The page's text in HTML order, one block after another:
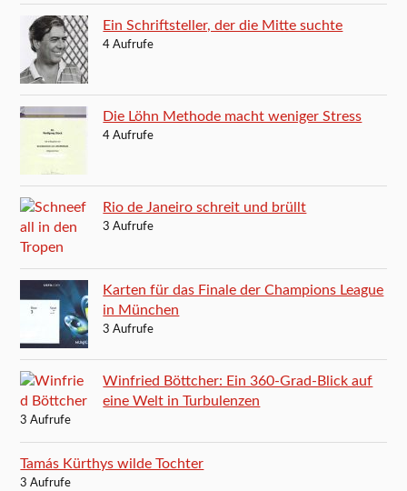
Ein Schriftsteller, der die Mitte suchte
4 Aufrufe
Die Löhn Methode macht weniger Stress
4 Aufrufe
Rio de Janeiro schreit und brüllt
3 Aufrufe
Karten für das Finale der Champions League
in München
3 Aufrufe
Winfried Böttcher: Ein 360-Grad-Blick auf
eine Welt in Turbulenzen
3 Aufrufe
Tamás Kürthys wilde Tochter
3 Aufrufe